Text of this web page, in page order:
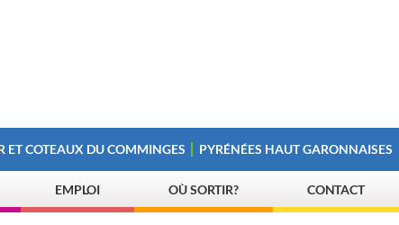
ET COTEAUX DU COMMINGES PYRÉNÉES HAUT GARONNAISES
EMPLOI OÙ SORTIR? CONTACT